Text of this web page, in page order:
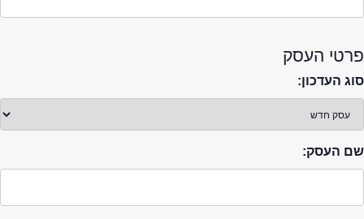
פרטי העסק
סוג העדכון:
שם העסק: